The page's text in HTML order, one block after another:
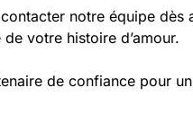
notre équipe dès
votre histoire d’amour.
de confiance pour